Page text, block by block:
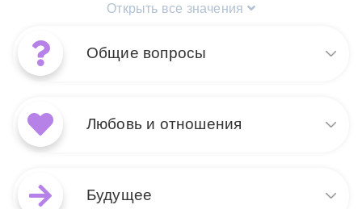
Открыть все значения
Общие вопросы
Фортуны и Паж Жезлов в
неожиданные повороты
Любовь и отношения
Будущее